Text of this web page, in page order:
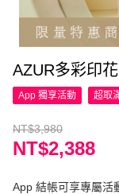
AZUR多彩印
App 獨享活動 超取
NT$3,980
NT$2,388
App 結帳可享專屬活